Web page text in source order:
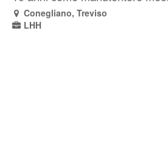
Conegliano, Treviso
LHH